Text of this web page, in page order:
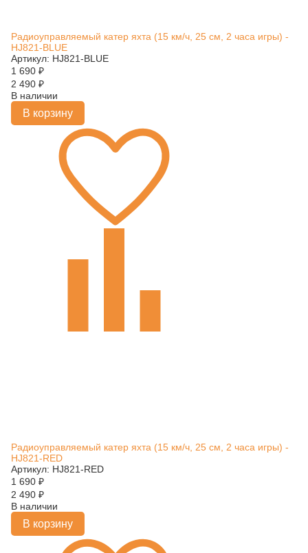
Радиоуправляемый катер яхта (15 км/ч, 25 см, 2 часа игры) -
HJ821-BLUE
Артикул: HJ821-BLUE
1 690 ₽
2 490 ₽
В наличии
В корзину
Радиоуправляемый катер яхта (15 км/ч, 25 см, 2 часа игры) -
HJ821-RED
Артикул: HJ821-RED
1 690 ₽
2 490 ₽
В наличии
В корзину